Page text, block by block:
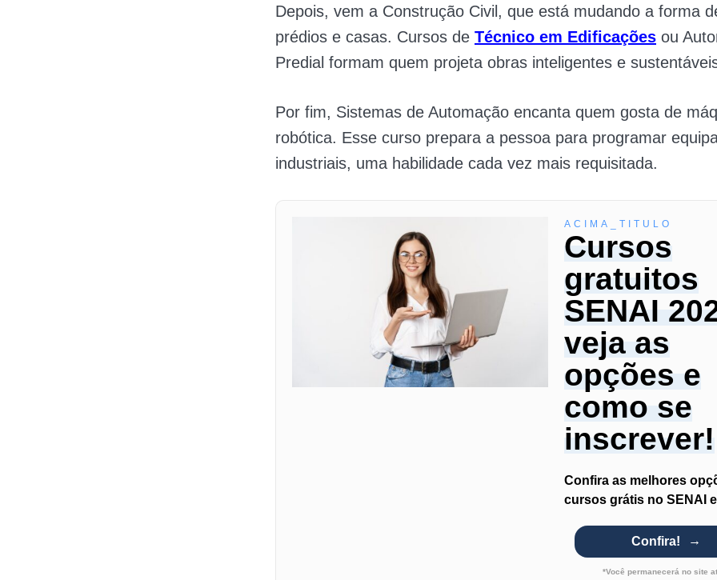
Depois, vem a Construção Civil, que está mudando a forma
prédios e casas. Cursos de Técnico em Edificações ou
Predial formam quem projeta obras inteligentes e
Por fim, Sistemas de Automação encanta quem gosta de
robótica. Esse curso prepara a pessoa para programar
industriais, uma habilidade cada vez mais requisitada.
ACIMA_TITULO
Cursos
gratuitos
SENAI
veja as
opções e
como se
inscrever!
Confira as melhores
cursos grátis no SENAI
Confira!
*Você permanecerá no site